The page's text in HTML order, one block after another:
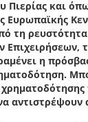
Πιερίας και
Ευρωπαϊκής
τη
Επιχειρήσεων,
η
αντιστρέψουν